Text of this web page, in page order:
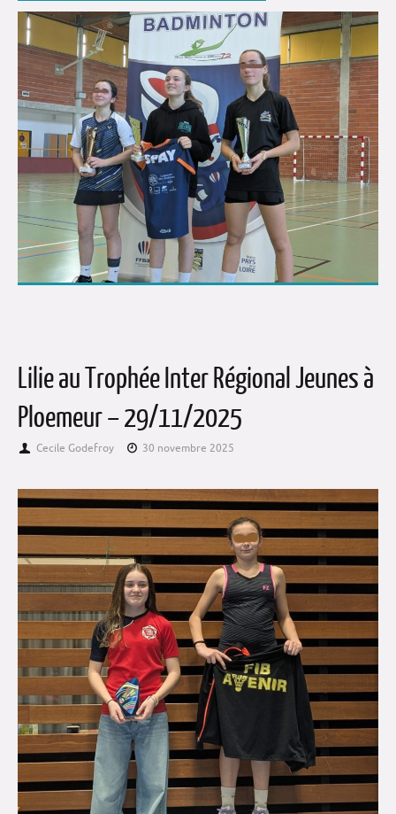
Lilie au Trophée Inter Régional Jeunes à
Ploemeur – 29/11/2025
Cecile Godefroy 30 novembre 2025